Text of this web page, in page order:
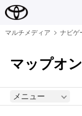
マルチメディア ナビゲ
マップオ
メニュー